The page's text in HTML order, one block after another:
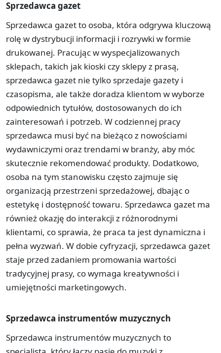
Sprzedawca gazet
Sprzedawca gazet to osoba, która odgrywa kluczową
rolę w dystrybucji informacji i rozrywki w formie
drukowanej. Pracując w wyspecjalizowanych
sklepach, takich jak kioski czy sklepy z prasą,
sprzedawca gazet nie tylko sprzedaje gazety i
czasopisma, ale także doradza klientom w wyborze
odpowiednich tytułów, dostosowanych do ich
zainteresowań i potrzeb. W codziennej pracy
sprzedawca musi być na bieżąco z nowościami
wydawniczymi oraz trendami w branży, aby móc
skutecznie rekomendować produkty. Dodatkowo,
osoba na tym stanowisku często zajmuje się
organizacją przestrzeni sprzedażowej, dbając o
estetykę i dostępność towaru. Sprzedawca gazet ma
również okazję do interakcji z różnorodnymi
klientami, co sprawia, że praca ta jest dynamiczna i
pełna wyzwań. W dobie cyfryzacji, sprzedawca gazet
staje przed zadaniem promowania wartości
tradycyjnej prasy, co wymaga kreatywności i
umiejętności marketingowych.
Sprzedawca instrumentów muzycznych
Sprzedawca instrumentów muzycznych to